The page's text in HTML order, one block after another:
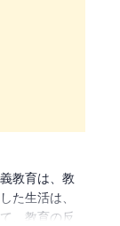
教育は、教
た生活は、
、教育の反